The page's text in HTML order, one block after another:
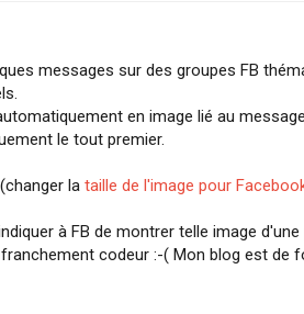
messages sur des groupes FB
en image lié au
le tout premier.
la taille de l'image pour
à FB de montrer telle image
codeur :-( Mon blog est de